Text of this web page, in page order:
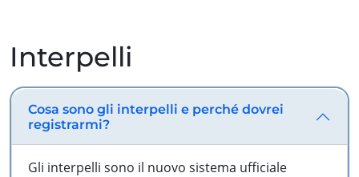
Interpelli
Cosa sono gli interpelli e perché dovrei
registrarmi?
Gli interpelli sono il nuovo sistema ufficiale